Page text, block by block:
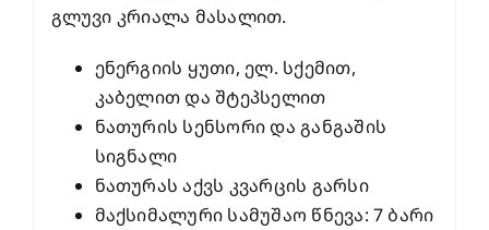
გლუვი კრიალა მასალით.
ენერგიის ყუთი, ელ. სქემით,
კაბელით და შტეპსელით
ნათურის სენსორი და განგაშის
სიგნალი
ნათურას აქვს კვარცის გარსი
მაქსიმალური სამუშაო წნევა: 7 ბარი